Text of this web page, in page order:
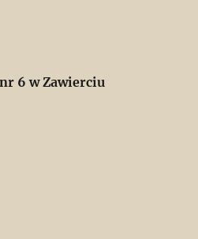
6 w Zawierciu